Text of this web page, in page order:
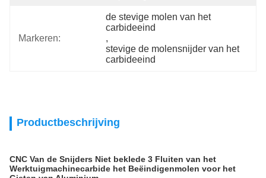
Markeren:
de stevige molen van het
carbideeind
,
stevige de molensnijder van het
carbideeind
Productbeschrijving
CNC Van de Snijders Niet beklede 3 Fluiten van het
Werktuigmachinecarbide het Beëindigenmolen voor het